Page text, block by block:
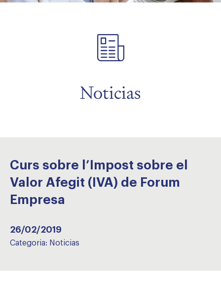
Noticias
Curs sobre l’Impost sobre el
Valor Afegit (IVA) de Forum
Empresa
26/02/2019
Categoria: Noticias